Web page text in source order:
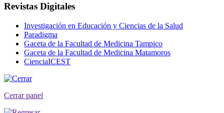
Revistas Digitales
Investigación en Educación y Ciencias de la Salud
Paradigma
Gaceta de la Facultad de Medicina Tampico
Gaceta de la Facultad de Medicina Matamoros
CienciaICEST
Cerrar panel